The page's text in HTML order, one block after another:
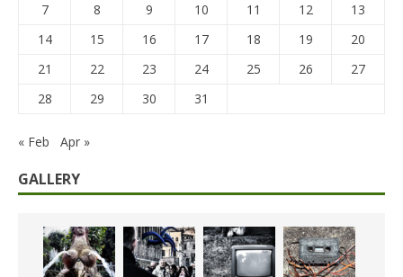
7
8 9 10 11 12
13
14
15 16 17 18 19
20
21
22 23 24 25 26
27
28
29 30 31
« Feb Apr »
GALLERY